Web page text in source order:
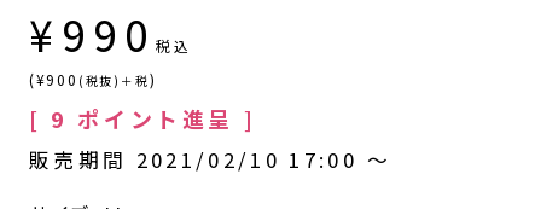
¥990 税込
(¥900 (税抜)＋税)
[ 9 ポイント進呈 ]
販売期間 2021/02/10 17:00 〜